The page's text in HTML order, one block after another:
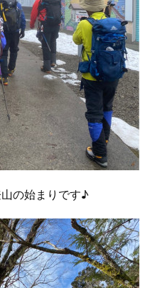
の始まりです♪